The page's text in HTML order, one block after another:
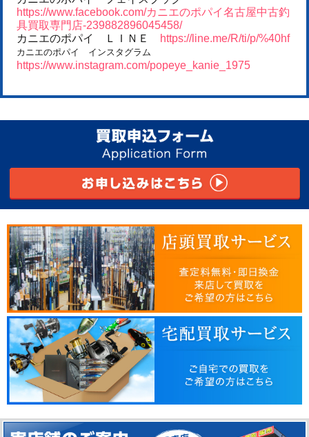
https://www.facebook.com/カニエのポパイ名古屋中古釣
具買取専門店-239882896045458/
カニエのポパイ ＬＩＮＥ
https://line.me/R/ti/p/%40hf
カニエのポパイ インスタグラム
https://www.instagram.com/popeye_kanie_1975